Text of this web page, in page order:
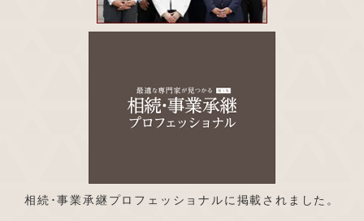
相続･事業承継プロフェッショナルに掲載されました。